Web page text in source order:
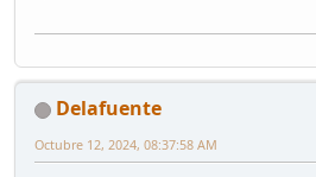
Delafuente
Octubre 12, 2024, 08:37:58 AM